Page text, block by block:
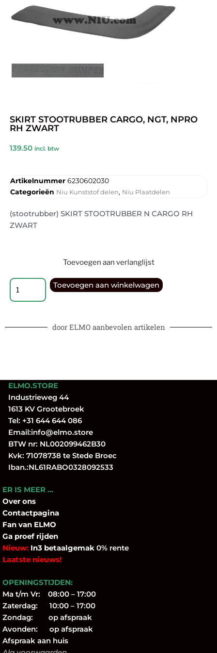
SKIRT STOOTRUBBER CARGO, NGT, NPRO
RH ZWART
139.50 incl. btw
Artikelnummer 6230602030
Categorieën Niu Kunststof delen, Niu Plaatdelen
(stootrubber) SKIRT STOOTRUBBER N CARGO RH
ZWART
Toevoegen aan verlanglijst
Toevoegen aan winkelwagen
door ELMO aanbevolen artikelen
ELMO.STORE
Industrieweg 44
1613 KV Grootebroek
Tel: +31 644 644 086
Email:info@elmo.store
BTW nr: NL002099462B30
Kvk: 71078738 te Stede Broec
Iban.:NL61RABO0328092533
ER IS MEER …
Over ons
Contactpagina
Fan van ELMO
Ga proef rijden
Nieuw: In3 betaalgemak 0% rente
Laatste nieuws!
OPENINGSTIJDEN:
Ma t/m Vr: 08:00 – 17:00
Zaterdag: 10:00 – 17:00
Zondag: op afspraak
Avonden: op afspraak
Afspraak aan huis